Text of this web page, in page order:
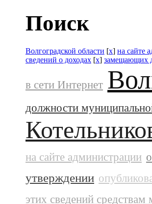
Поиск
Волгоградской области [x] на сайте
сведений о доходах [x] замещающих
в сети Интернет
должности
на сайте администрации
утверждении
этих сведений